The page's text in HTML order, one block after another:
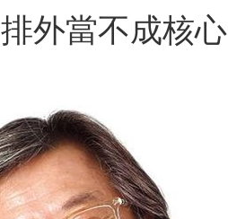
排外當不成核心